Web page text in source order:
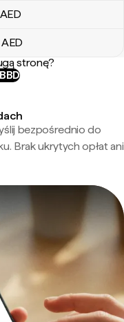
AED
AED
stronę?
bezpośrednio do
Brak ukrytych opłat ani